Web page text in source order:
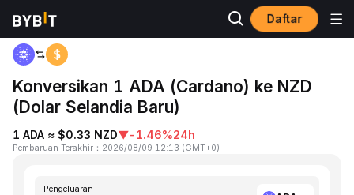
Daftar
Beranda
Konversikan 1 ADA (Cardano) ke NZD
(Dolar Selandia Baru)
1 ADA ≈ $0.33 NZD▼-1.46%24h
Pembaruan Terakhir ： 2026/08/09 12:13 (GMT+0)
Pengeluaran